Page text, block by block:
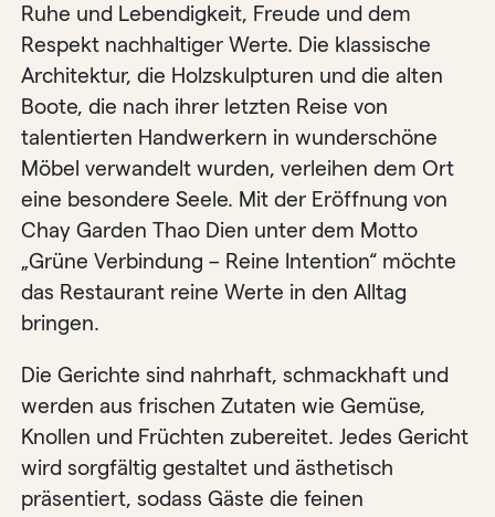
Ruhe und Lebendigkeit, Freude und dem
Respekt nachhaltiger Werte. Die klassische
Architektur, die Holzskulpturen und die alten
Boote, die nach ihrer letzten Reise von
talentierten Handwerkern in wunderschöne
Möbel verwandelt wurden, verleihen dem Ort
eine besondere Seele. Mit der Eröffnung von
Chay Garden Thao Dien unter dem Motto
„Grüne Verbindung – Reine Intention“ möchte
das Restaurant reine Werte in den Alltag
bringen.
Die Gerichte sind nahrhaft, schmackhaft und
werden aus frischen Zutaten wie Gemüse,
Knollen und Früchten zubereitet. Jedes Gericht
wird sorgfältig gestaltet und ästhetisch
präsentiert, sodass Gäste die feinen